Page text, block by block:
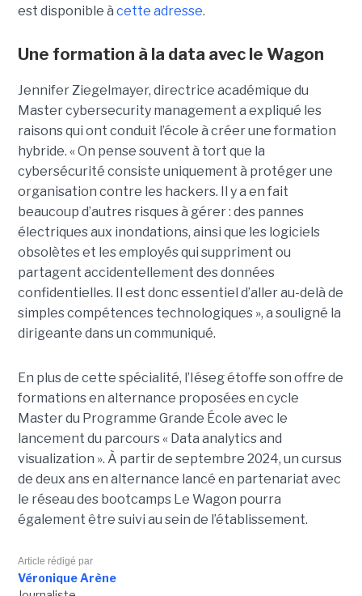
est disponible à cette adresse.
Une formation à la data avec le Wagon
Jennifer Ziegelmayer, directrice académique du
Master cybersecurity management a expliqué les
raisons qui ont conduit l’école à créer une formation
hybride. « On pense souvent à tort que la
cybersécurité consiste uniquement à protéger une
organisation contre les hackers. Il y a en fait
beaucoup d’autres risques à gérer : des pannes
électriques aux inondations, ainsi que les logiciels
obsolètes et les employés qui suppriment ou
partagent accidentellement des données
confidentielles. Il est donc essentiel d’aller au-delà de
simples compétences technologiques », a souligné la
dirigeante dans un communiqué.
En plus de cette spécialité, l’Iéseg étoffe son offre de
formations en alternance proposées en cycle
Master du Programme Grande École avec le
lancement du parcours « Data analytics and
visualization ». À partir de septembre 2024, un cursus
de deux ans en alternance lancé en partenariat avec
le réseau des bootcamps Le Wagon pourra
également être suivi au sein de l’établissement.
Article rédigé par
Véronique Arène